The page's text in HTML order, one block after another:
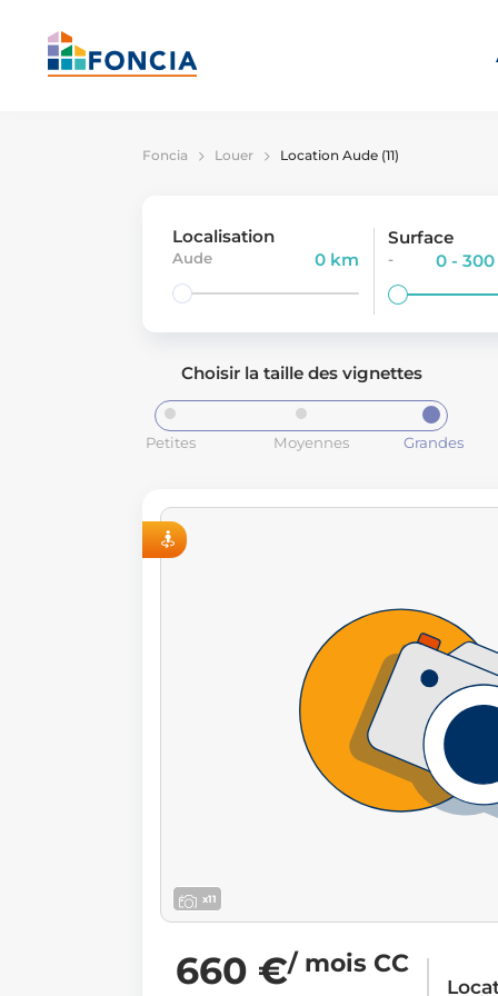
Foncia Louer Location Aude (11)
Localisation
Aude 0 km
Surface
- 0 -
Choisir la taille des vignettes
Petites Moyennes Grandes
x11
660 €/ mois CC